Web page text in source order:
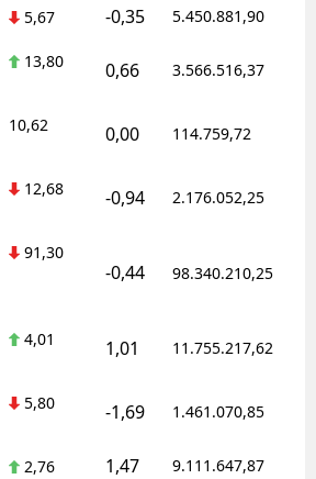
5,67 -0,35 5.450.881,90
13,80 0,66 3.566.516,37
10,62 0,00 114.759,72
12,68 -0,94 2.176.052,25
91,30
-0,44 98.340.210,25
4,01 1,01 11.755.217,62
5,80 -1,69 1.461.070,85
2,76 1,47 9.111.647,87